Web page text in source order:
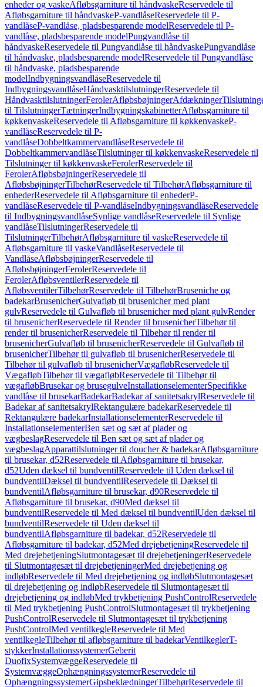
enheder og vaskeAfløbsgarniture til håndvaskeReservedele til
Afløbsgarniture til håndvaskeP-vandlåseReservedele til P-
vandlåseP-vandlåse, pladsbesparende modelReservedele til P-
vandlåse, pladsbesparende modelPungvandlåse til
håndvaskeReservedele til Pungvandlåse til håndvaskePungvandlåse
til håndvaske, pladsbesparende modelReservedele til Pungvandlåse
til håndvaske, pladsbesparende
modelIndbygningsvandlåseReservedele til
IndbygningsvandlåseHåndvasktilslutningerReservedele til
HåndvasktilslutningerFerolerAfløbsbøjningerAfdækninger
til TilslutningerTætningerIndbygningskabinetterAfløbsgarniture til
køkkenvaskeReservedele til Afløbsgarniture til køkkenvaskeP-
vandlåseReservedele til P-
vandlåseDobbeltkammervandlåseReservedele til
DobbeltkammervandlåseTilslutninger til køkkenvaskeReservedele til
Tilslutninger til køkkenvaskeFerolerReservedele til
FerolerAfløbsbøjningerReservedele til
AfløbsbøjningerTilbehørReservedele til TilbehørAfløbsgarniture til
enhederReservedele til Afløbsgarniture til enhederP-
vandlåseReservedele til P-vandlåseIndbygningsvandlåseReservedele
til IndbygningsvandlåseSynlige vandlåseReservedele til Synlige
vandlåseTilslutningerReservedele til
TilslutningerTilbehørAfløbsgarniture til vaskeReservedele til
Afløbsgarniture til vaskeVandlåseReservedele til
VandlåseAfløbsbøjningerReservedele til
AfløbsbøjningerFerolerReservedele til
FerolerAfløbsventilerReservedele til
AfløbsventilerTilbehørReservedele til TilbehørBruseniche og
badekarBrusenicherGulvafløb til brusenicher med plant
gulvReservedele til Gulvafløb til brusenicher med plant gulvRender
til brusenicherReservedele til Render til brusenicherTilbehør til
render til brusenicherReservedele til Tilbehør til render til
brusenicherGulvafløb til brusenicherReservedele til Gulvafløb til
brusenicherTilbehør til gulvafløb til brusenicherReservedele til
Tilbehør til gulvafløb til brusenicherVægafløbReservedele til
VægafløbTilbehør til vægafløbReservedele til Tilbehør til
vægafløbBrusekar og brusegulveInstallationselementerSpecifikke
vandlåse til brusekarBadekarBadekar af sanitetsakrylReservedele til
Badekar af sanitetsakrylRektangulære badekarReservedele til
Rektangulære badekarInstallationselementerReservedele til
InstallationselementerBen sæt og sæt af plader og
vægbeslagReservedele til Ben sæt og sæt af plader og
vægbeslagApparattilslutninger til doucher & badekarAfløbsgarniture
til brusekar, d52Reservedele til Afløbsgarniture til brusekar,
d52Uden dæksel til bundventilReservedele til Uden dæksel til
bundventilDæksel til bundventilReservedele til Dæksel til
bundventilAfløbsgarniture til brusekar, d90Reservedele til
Afløbsgarniture til brusekar, d90Med dæksel til
bundventilReservedele til Med dæksel til bundventilUden dæksel til
bundventilReservedele til Uden dæksel til
bundventilAfløbsgarniture til badekar, d52Reservedele til
Afløbsgarniture til badekar, d52Med drejebetjeningReservedele til
Med drejebetjeningSlutmontagesæt til drejebetjeningerReservedele
til Slutmontagesæt til drejebetjeningerMed drejebetjening og
indløbReservedele til Med drejebetjening og indløbSlutmontagesæt
til drejebetjening og indløbReservedele til Slutmontagesæt til
drejebetjening og indløbMed trykbetjening PushControlReservedele
til Med trykbetjening PushControlSlutmontagesæt til trykbetjening
PushControlReservedele til Slutmontagesæt til trykbetjening
PushControlMed ventilkegleReservedele til Med
ventilkegleTilbehør til afløbsgarniture til badekarVentilkeglerT-
stykkerInstallationssystemerGeberit
DuofixSystemvæggeReservedele til
SystemvæggeOphængningssystemerReservedele til
OphængningssystemerGipsbeklædningerTilbehørReservedele til